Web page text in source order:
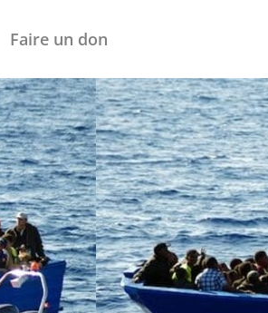
Faire un don